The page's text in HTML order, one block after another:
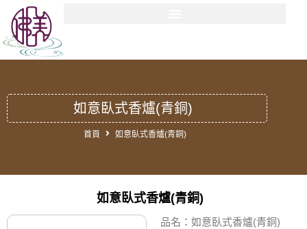
如意臥式香爐(青銅)
首頁 如意臥式香爐(青銅)
如意臥式香爐(青銅)
品名：如意臥式香爐(青銅)